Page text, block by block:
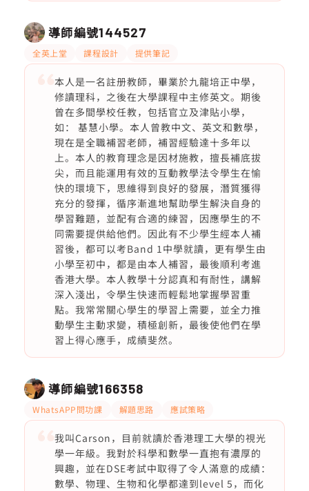
導師編號144527
全英上堂 課程設計 提供筆記
本人是一名註册教師，畢業於九龍培正中學，
修讀理科，之後在大學課程中主修英文。期後
曾在多間學校任教，包括官立及津貼小學，
如： 基慧小學。本人曾教中文、英文和數學，
現在是全職補習老師，補習經驗達十多年以
上。本人的教育理念是因材施教，擅長補底拔
尖，而且能運用有效的互動教學法令學生在愉
快的環境下，思維得到良好的發展，潛質獲得
充分的發揮，循序漸進地幫助學生解決自身的
學習難題，並配有合適的練習，因應學生的不
同需要提供給他們。因此有不少學生經本人補
習後，都可以考Band 1中學就讀，更有學生由
小學至初中，都是由本人補習，最後順利考進
香港大學。本人教學十分認真和有耐性，講解
深入淺出，令學生快速而輕鬆地掌握學習重
點。我常常關心學生的學習上需要，並全力推
動學生主動求變，積極創新，最後使他們在學
習上得心應手，成績斐然。
導師編號166358
WhatsAPP問功課 解題思路 應試策略
我叫Carson，目前就讀於香港理工大學的視光
學一年級。我對於科學和數學一直抱有濃厚的
興趣，並在DSE考試中取得了令人滿意的成績：
數學、物理、生物和化學都達到level 5，而化